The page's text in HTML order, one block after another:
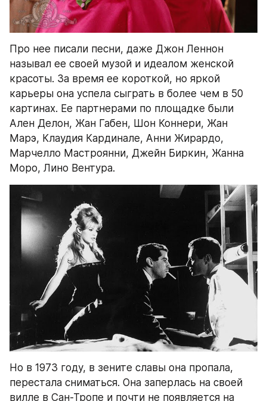
Про нее писали песни, даже Джон Леннон
называл ее своей музой и идеалом женской
красоты. За время ее короткой, но яркой
карьеры она успела сыграть в более чем в 50
картинах. Ее партнерами по площадке были
Ален Делон, Жан Габен, Шон Коннери, Жан
Марэ, Клаудия Кардинале, Анни Жирардо,
Марчелло Мастроянни, Джейн Биркин, Жанна
Моро, Лино Вентура.
Но в 1973 году, в зените славы она пропала,
перестала сниматься. Она заперлась на своей
вилле в Сан-Тропе и почти не появляется на